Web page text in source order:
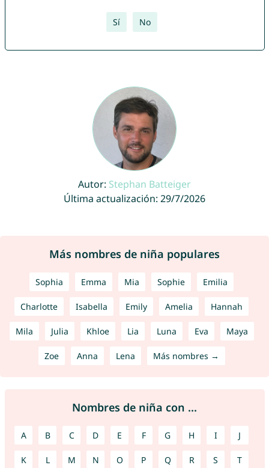
Sí No
Autor: Stephan Batteiger
Última actualización: 29/7/2026
Más nombres de niña populares
Sophia Emma Mia Sophie Emilia
Charlotte Isabella Emily Amelia Hannah
Mila Julia Khloe Lia Luna Eva Maya
Zoe Anna Lena Más nombres →
Nombres de niña con ...
A B C D E F G H I J
K L M N O P Q R S T